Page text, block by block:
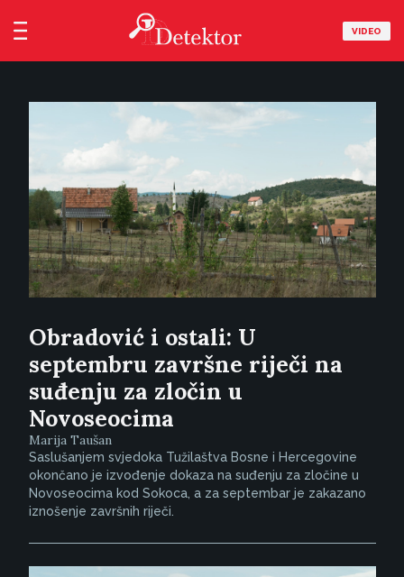
VIDEO
Obradović i ostali: U
septembru završne riječi na
suđenju za zločin u
Novoseocima
Marija Taušan
Saslušanjem svjedoka Tužilaštva Bosne i Hercegovine
okončano je izvođenje dokaza na suđenju za zločine u
Novoseocima kod Sokoca, a za septembar je zakazano
iznošenje završnih riječi.